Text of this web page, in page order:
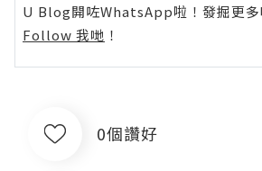
U Blog開咗WhatsApp啦！發掘更多
Follow 我哋 ！
0個讚好